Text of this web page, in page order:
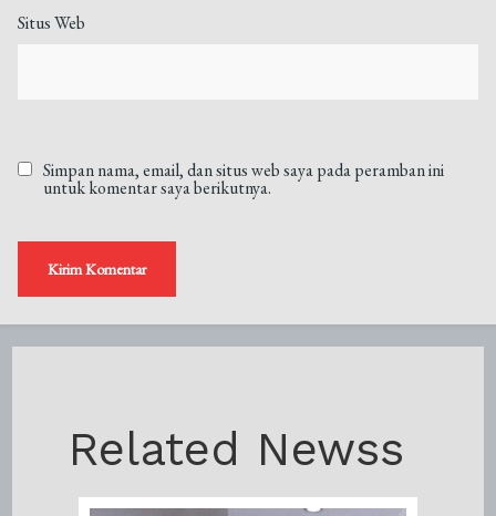
Situs Web
Simpan nama, email, dan situs web saya pada peramban ini
untuk komentar saya berikutnya.
Related Newss